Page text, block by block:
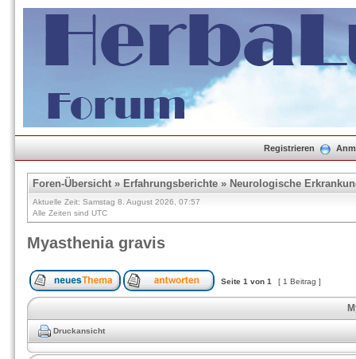
Registrieren
Foren-Übersicht» Erfahrungsberichte » Neurologische
Aktuelle Zeit: Samstag 8. August 2026, 07:57
Alle Zeiten sind UTC
Myasthenia gravis
Seite 1 von 1 [ 1 Beitrag ]
Druckansicht